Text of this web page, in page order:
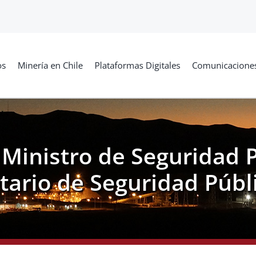
Minería en Chile Plataformas Digitales
de Seguridad
de Seguridad